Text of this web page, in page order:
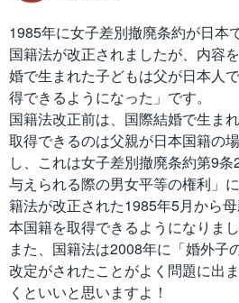
1985年に女子差別撤廃条約が日本
国籍法が改正されましたが、内容
婚で生まれた子どもは父が日本人
得できるようになった」です。
国籍法改正前は、国際結婚で生ま
取得できるのは父親が日本国籍の
し、これは女子差別撤廃条約第9
与えられる際の男女平等の権利」
籍法が改正された1985年5月から
本国籍を取得できるようになりまし
また、国籍法は2008年に「婚外子
改定がされたことがよく問題に出
くといいと思いますよ！